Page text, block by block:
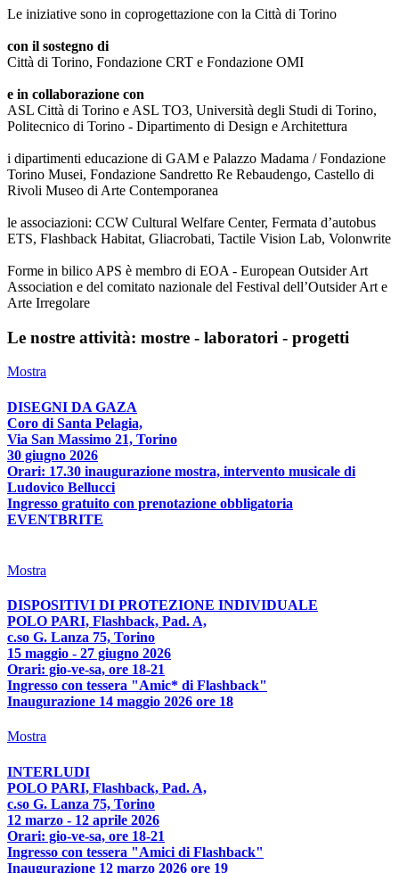
Le iniziative sono in coprogettazione con la Città di Torino
con il sostegno di
Città di Torino, Fondazione CRT e Fondazione OMI
e in collaborazione con
ASL Città di Torino e ASL TO3, Università degli Studi di Torino,
Politecnico di Torino - Dipartimento di Design e Architettura
i dipartimenti educazione di GAM e Palazzo Madama / Fondazione
Torino Musei, Fondazione Sandretto Re Rebaudengo, Castello di
Rivoli Museo di Arte Contemporanea
le associazioni: CCW Cultural Welfare Center, Fermata d’autobus
ETS, Flashback Habitat, Gliacrobati, Tactile Vision Lab, Volonwrite
Forme in bilico APS è membro di EOA - European Outsider Art
Association e del comitato nazionale del Festival dell’Outsider Art e
Arte Irregolare
Le nostre attività: mostre - laboratori - progetti
Mostra
DISEGNI DA GAZA
Coro di Santa Pelagia,
Via San Massimo 21, Torino
30 giugno 2026
Orari: 17.30 inaugurazione mostra, intervento musicale di
Ludovico Bellucci
Ingresso gratuito con prenotazione obbligatoria
EVENTBRITE
Mostra
DISPOSITIVI DI PROTEZIONE INDIVIDUALE
POLO PARI, Flashback, Pad. A,
c.so G. Lanza 75, Torino
15 maggio - 27 giugno 2026
Orari: gio-ve-sa, ore 18-21
Ingresso con tessera "Amic* di Flashback"
Inaugurazione 14 maggio 2026 ore 18
Mostra
INTERLUDI
POLO PARI, Flashback, Pad. A,
c.so G. Lanza 75, Torino
12 marzo - 12 aprile 2026
Orari: gio-ve-sa, ore 18-21
Ingresso con tessera "Amici di Flashback"
Inaugurazione 12 marzo 2026 ore 19